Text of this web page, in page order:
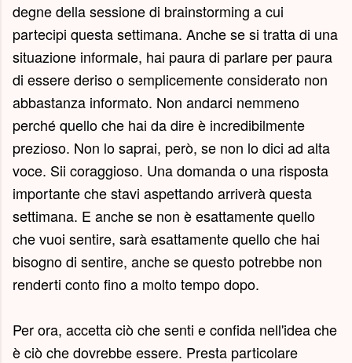
degne della sessione di brainstorming a cui
partecipi questa settimana. Anche se si tratta di una
situazione informale, hai paura di parlare per paura
di essere deriso o semplicemente considerato non
abbastanza informato. Non andarci nemmeno
perché quello che hai da dire è incredibilmente
prezioso. Non lo saprai, però, se non lo dici ad alta
voce. Sii coraggioso. Una domanda o una risposta
importante che stavi aspettando arriverà questa
settimana. E anche se non è esattamente quello
che vuoi sentire, sarà esattamente quello che hai
bisogno di sentire, anche se questo potrebbe non
renderti conto fino a molto tempo dopo.
Per ora, accetta ciò che senti e confida nell'idea che
è ciò che dovrebbe essere. Presta particolare